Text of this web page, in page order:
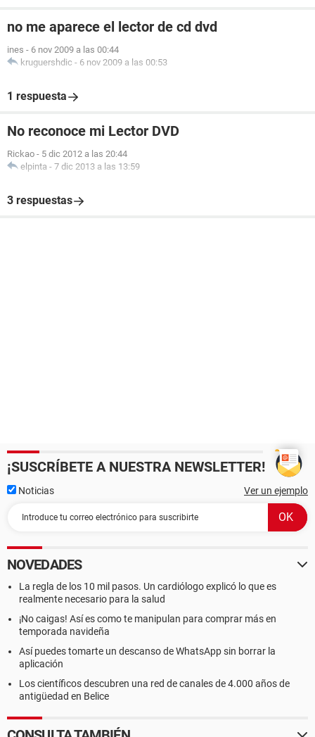
no me aparece el lector de cd dvd
ines - 6 nov 2009 a las 00:44
kruguershdic - 6 nov 2009 a las 00:53
1 respuesta
No reconoce mi Lector DVD
Rickao - 5 dic 2012 a las 20:44
elpinta - 7 dic 2013 a las 13:59
3 respuestas
¡SUSCRÍBETE A NUESTRA NEWSLETTER!
Noticias Ver un ejemplo
NOVEDADES
La regla de los 10 mil pasos. Un cardiólogo explicó lo que es
realmente necesario para la salud
¡No caigas! Así es como te manipulan para comprar más en
temporada navideña
Así puedes tomarte un descanso de WhatsApp sin borrar la
aplicación
Los científicos descubren una red de canales de 4.000 años de
antigüedad en Belice